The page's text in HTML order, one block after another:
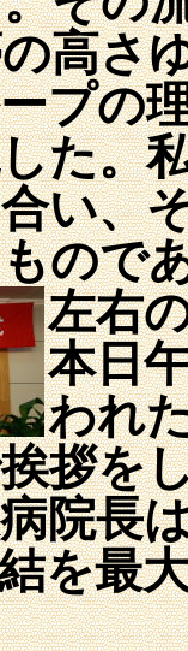
高さ
プの
た。
い、
ので
左右
本日
われ
拶を
院長
を最